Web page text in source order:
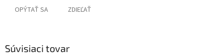
OPÝTAŤ SA ZDIEĽAŤ
Súvisiaci tovar